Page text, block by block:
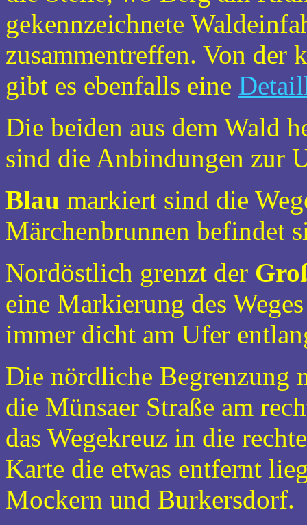
gekennzeichnete
zusammentreffen. Von der
gibt es ebenfalls eine
Die beiden aus dem Wald
sind die Anbindungen zur
Blau markiert sind die
Märchenbrunnen befindet
Nordöstlich grenzt der
eine Markierung des
immer dicht am Ufer
Die nördliche Begrenzung
die Münsaer Straße am
das Wegekreuz in die
Karte die etwas entfernt
Mockern und Burkersdorf.